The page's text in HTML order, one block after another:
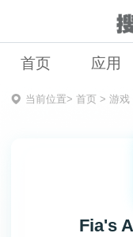
首页 应用
当前位置> 首页> 游戏
Fia's